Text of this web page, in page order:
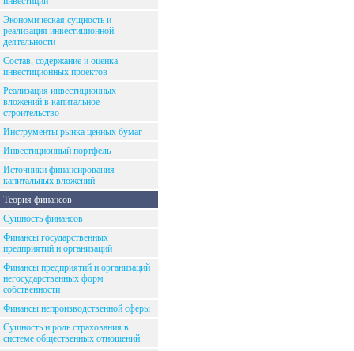
Экономическая сущность и
реализация инвестиционной
деятельности
Состав, содержание и оценка
инвестиционных проектов
Реализация инвестиционных
вложений в капитальное
строительство
Инструменты рынка ценных бумаг
Инвестиционный портфель
Источники финансирования
капитальных вложений
Теория финансов
Сущность финансов
Финансы государственных
предприятий и организаций
Финансы предприятий и организаций
негосударственных форм
собственности
Финансы непроизводственной сферы
Сущность и роль страхования в
системе общественных отношений